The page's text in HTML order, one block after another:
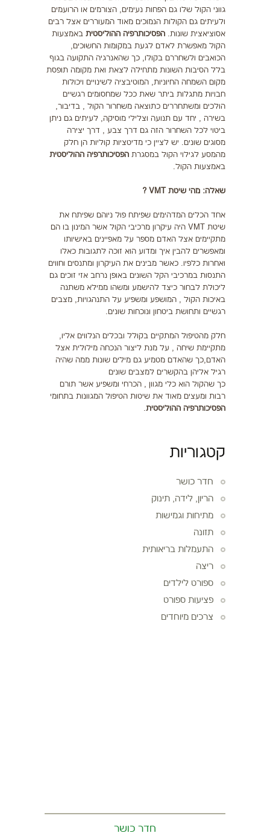
גווני הקול שלו גם הפחות נעימים, הצורמים או הרועמים
ולעיתים גם הקולות הנמוכים מאוד המעוררים אצל רבים
אסוציאצית שונות. הפסיכותרפיה ההוליסטית באמצעות
הקול מאפשרת לאדם לגעת במקומות החשוכים,
הכואבים ולשחררם בקולו, כך שהאנרגיה התקועה בגוף
בלל הסיבות השונות מתחילה לצאת ואת מקומה תופסת
מקום השמחה החיוניות, המוטיבציה לשינויים ויכולות
חבויות מתגלות ביתר שאת ככל שמחסומים רגשיים
הולכים ומשתחררים כתוצאה משחרור הקול , בדיבור,
בשירה , יחד עם תנועה וצלילי מוסיקה, לעיתים גם ניתן
ביטוי לכל השחרור הזה גם דרך צבע , דרך יצירה
מסוגים שונים. יש לציין כי מדיטציות קוליות הן חלק
מהמסע לגילוי הקול במסגרת הפסיכותרפיה ההוליסטית
באמצעות הקול.
שאלה: מהי שיטת VMT ?
אחד הכלים המדהימים שפיתח פול ניוהם שפיתח את
שיטת VMT היה עיקרון מרכיבי הקול אשר המינון בו הם
מתקיימים אצל האדם מספר על מאפיינים באישיותו
ומאפשרים להבין איך ומדוע הוא זוכה לתגובות כאלו
ואחרות כלפיו. כאשר מבינים את העיקרון ומתנסים וחווים
התנסות במרכיבי הקל השונים באופן נרחב אזי זוכים גם
ליכולת לבחור כיצד להישמע ומשהו ממילא משתנה
באיכות הקול , המושפע ומשפיע על התנהגויות, מצבים
רגשיים ותחושת ביטחון ונוכחות שונים.
חלק מהטיפול המתקיים בקולל ובכלים הנלווים אליו,
מתקיימת שיחה , על מנת ליצור הנכחה מילולית אצל
האדם,כך שהאדם מטמיע גם מילים שונות ממה שהיה
רגיל אליהן בהקשרים למצבים שונים
כך שהקול הוא כלי מגוון , הכרחי ומשפיע אשר תורם
רבות ומעצים מאוד את שיטות הטיפול המגוונות בתחומי
הפסיכותרפיה ההוליסטית.
קטגוריות
חדר כושר
הריון, לידה, תינוק
מתיחות וגמישות
תזונה
התעמלות בריאותית
ריצה
ספורט לילדים
פציעות ספורט
צרכים מיוחדים
חדר כושר